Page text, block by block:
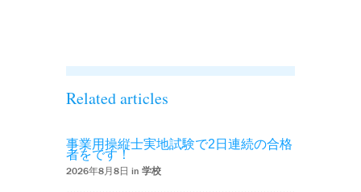
Related articles
事業用操縦士実地試験で2日連続の合格
者をです！
2026年8月8日 in 学校